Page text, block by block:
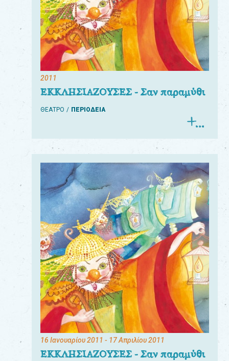
2011
ΕΚΚΛΗΣΙΑΖΟΥΣΕΣ - Σαν παραμύθι
ΘΕΑΤΡΟ ΠΕΡΙΟΔΕΙΑ
16 Ιανουαρίου 2011 - 17 Απριλίου 2011
ΕΚΚΛΗΣΙΑΖΟΥΣΕΣ - Σαν παραμύθι